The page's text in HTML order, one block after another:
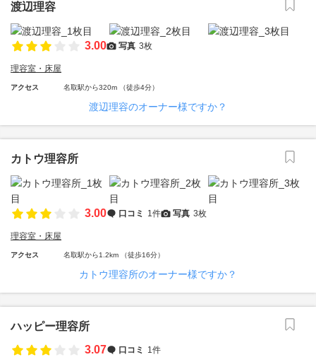
渡辺理容
3.00 写真 3枚
理容室・床屋
アクセス 名取駅から320m （徒歩4分）
渡辺理容のオーナー様ですか？
カトウ理容所
3.00 口コミ 1件 写真 3枚
理容室・床屋
アクセス 名取駅から1.2km （徒歩16分）
カトウ理容所のオーナー様ですか？
ハッピー理容所
3.07
口コミ 1件